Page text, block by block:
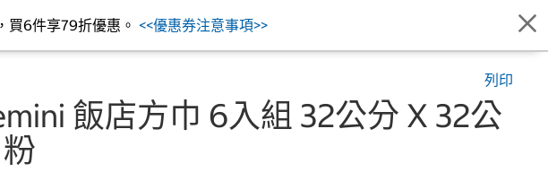
買6件享79折優惠。 <<優惠券注意事項>>
列印
飯店方巾 6入組 32公分 X 32公